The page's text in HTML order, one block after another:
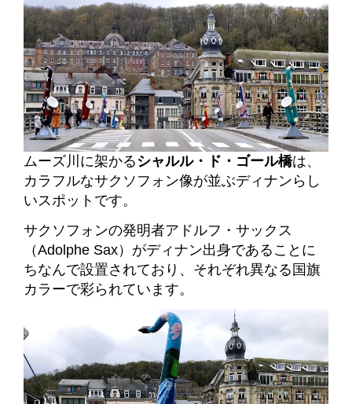
ムーズ川に架かるシャルル・ド・ゴール橋は、
カラフルなサクソフォン像が並ぶディナンらし
いスポットです。
サクソフォンの発明者アドルフ・サックス
（Adolphe Sax）がディナン出身であることに
ちなんで設置されており、それぞれ異なる国旗
カラーで彩られています。